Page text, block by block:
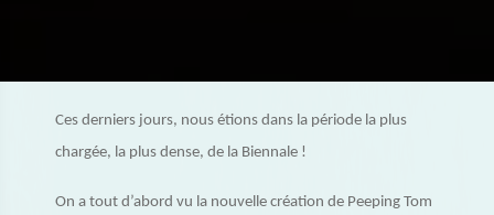
Ces derniers jours, nous étions dans la période la plus
chargée, la plus dense, de la Biennale !
On a tout d’abord vu la nouvelle création de Peeping Tom